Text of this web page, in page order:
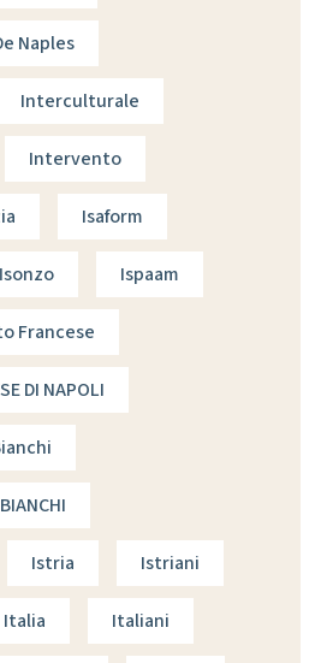
Naples
Interculturale
Intervento
Isaform
Isonzo Ispaam
Francese
DI NAPOLI
Istria Istriani
Italia Italiani